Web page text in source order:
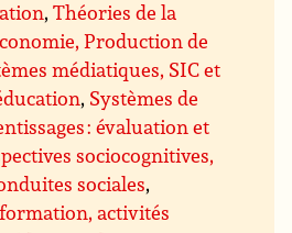
,Théories de la
Production de
médiatiques, SIC et
, Systèmes de
: évaluation et
sociocognitives,
sociales,
activités